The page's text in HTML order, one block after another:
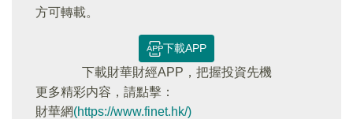
方可轉載。
下載APP
下載財華財經APP，把握投資先機
更多精彩内容，請點擊：
財華網(https://www.finet.hk/)